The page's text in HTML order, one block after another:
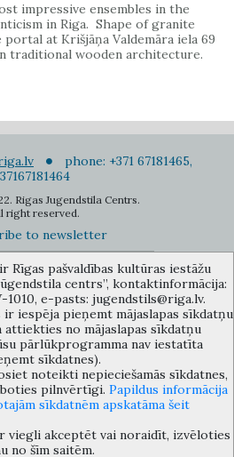
impressive ensembles in the
in Riga. Shape of granite
at Krišjāņa Valdemāra iela 69
traditional wooden architecture.
phone: +371 67181465,
Rigas Jugendstila Centrs.
right reserved.
to newsletter
the Riga City Council (phone: 67026859,
performs functions of a contact point in
providing necessary protection and
informs about possible conflicts of
of officials in the Department or its
bodies.
Rīgas pašvaldības kultūras iestāžu
centrs”, kontaktinformācija:
1010, e-pasts: jugendstils@riga.lv.
iespēja pieņemt mājaslapas sīkdatņu
attiekties no mājaslapas sīkdatņu
pārlūkprogramma nav iestatīta
sīkdatnes).
noteikti nepieciešamās sīkdatnes,
pilnvērtīgi. Papildus informācija
sīkdatnēm apskatāma šeit
viegli akceptēt vai noraidīt, izvēloties
no šīm saitēm.